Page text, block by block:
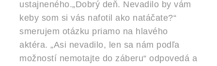
ustajneného.„Dobrý deň. Nevadilo by vám
keby som si vás nafotil ako natáčate?“
smerujem otázku priamo na hlavého
aktéra. „Asi nevadilo, len sa nám podľa
možností nemotajte do záberu“ odpovedá a